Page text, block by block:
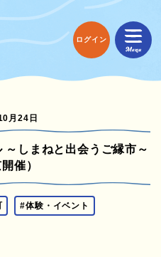
ログイン
月24日
しまねと出会うご縁市～
催）
#体験・イベント